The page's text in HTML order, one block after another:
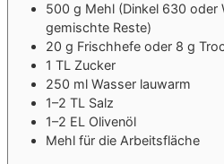
500 g Mehl (Dinkel 630 oder
gemischte Reste)
20 g Frischhefe oder 8 g
1 TL Zucker
250 ml Wasser lauwarm
1–2 TL Salz
1–2 EL Olivenöl
Mehl für die Arbeitsfläche